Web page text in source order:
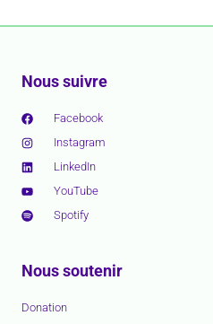
Nous suivre
Facebook
Instagram
LinkedIn
YouTube
Spotify
Nous soutenir
Donation